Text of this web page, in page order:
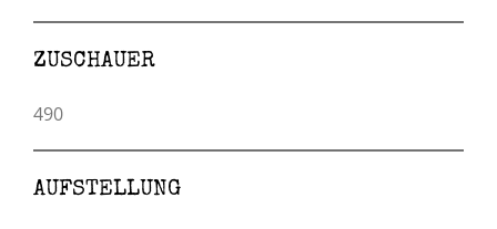
ZUSCHAUER
490
AUFSTELLUNG